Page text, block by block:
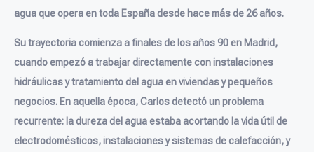
agua que opera en toda España desde hace más de 26 años.
Su trayectoria comienza a finales de los años 90 en Madrid,
cuando empezó a trabajar directamente con instalaciones
hidráulicas y tratamiento del agua en viviendas y pequeños
negocios. En aquella época, Carlos detectó un problema
recurrente: la dureza del agua estaba acortando la vida útil de
electrodomésticos, instalaciones y sistemas de calefacción, y